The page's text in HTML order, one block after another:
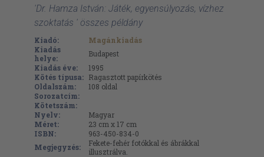
'Dr. Hamza István: Játék, egyensúlyozás, vízhez
szoktatás ' összes példány
Kiadó:
Magánkiadás
Kiadás
helye:
Budapest
Kiadás éve:
1995
Kötés típusa: Ragasztott papírkötés
Oldalszám:
108 oldal
Sorozatcím:
Kötetszám:
Nyelv:
Magyar
Méret:
23 cm x 17 cm
ISBN:
963-450-834-0
Megjegyzés:
Fekete-fehér fotókkal és ábrákkal
illusztrálva.